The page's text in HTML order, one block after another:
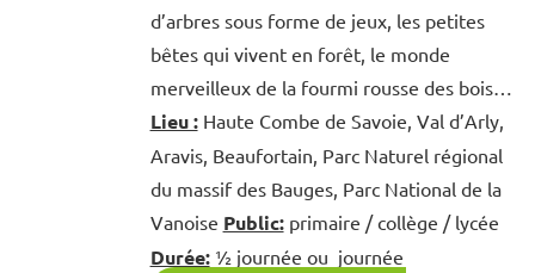
d’arbres sous forme de jeux, les petites
bêtes qui vivent en forêt, le monde
merveilleux de la fourmi rousse des bois…
Lieu :Haute Combe de Savoie, Val d’Arly,
Aravis, Beaufortain, Parc Naturel régional
du massif des Bauges, Parc National de la
Vanoise Public:primaire / collège / lycée
Durée:½ journée ou journée